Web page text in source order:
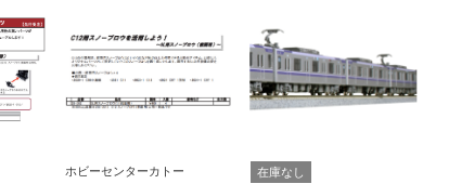
ホビーセンターカトー
在庫なし